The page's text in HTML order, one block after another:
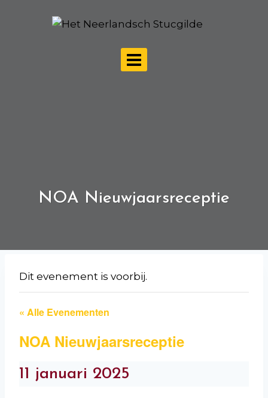
NOA Nieuwjaarsreceptie
Dit evenement is voorbij.
« Alle Evenementen
NOA Nieuwjaarsreceptie
11 januari 2025